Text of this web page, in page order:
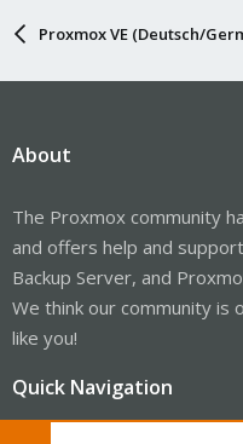
Proxmox VE (Deutsch/
About
The Proxmox community
and offers help and
Backup Server, and
We think our community is
like you!
Quick Navigation